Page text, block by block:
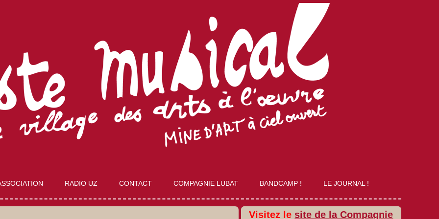
contenu
RADIO UZ CONTACT COMPAGNIE LUBAT BANDCAMP ! LE JOURNAL !
Visitez le site de la Compagnie